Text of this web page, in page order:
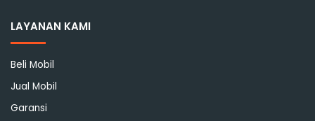
LAYANAN KAMI
Beli Mobil
Jual Mobil
Garansi